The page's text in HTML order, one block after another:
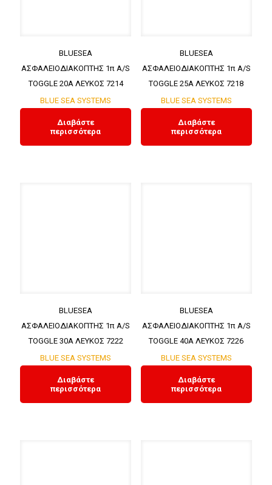
BLUESEA
ΑΣΦΑΛΕΙΟΔΙΑΚΟΠΤΗΣ 1π A/S
TOGGLE 20A ΛΕΥΚΟΣ 7214
BLUE SEA SYSTEMS
Διαβάστε
περισσότερα
BLUESEA
ΑΣΦΑΛΕΙΟΔΙΑΚΟΠΤΗΣ 1π A/S
TOGGLE 25A ΛΕΥΚΟΣ 7218
BLUE SEA SYSTEMS
Διαβάστε
περισσότερα
BLUESEA
ΑΣΦΑΛΕΙΟΔΙΑΚΟΠΤΗΣ 1π A/S
TOGGLE 30A ΛΕΥΚΟΣ 7222
BLUE SEA SYSTEMS
Διαβάστε
περισσότερα
BLUESEA
ΑΣΦΑΛΕΙΟΔΙΑΚΟΠΤΗΣ 1π A/S
TOGGLE 40A ΛΕΥΚΟΣ 7226
BLUE SEA SYSTEMS
Διαβάστε
περισσότερα